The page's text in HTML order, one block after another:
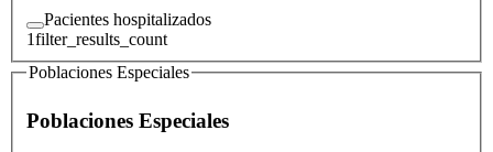
Pacientes hospitalizados
1filter_results_count
Poblaciones Especiales
Poblaciones Especiales